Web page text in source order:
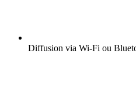
Diffusion via Wi-Fi ou